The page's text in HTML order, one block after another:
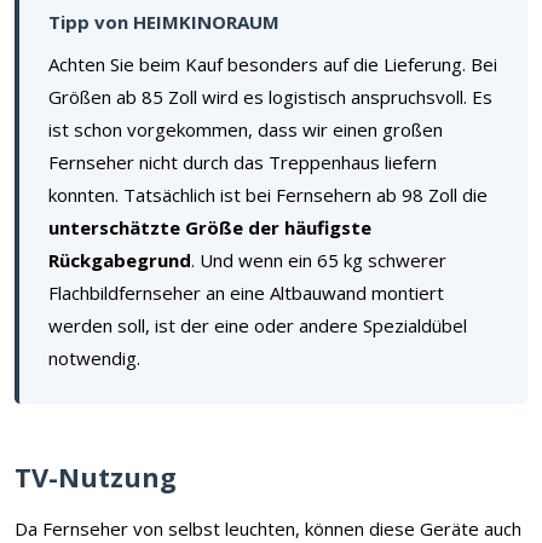
Tipp von HEIMKINORAUM
Achten Sie beim Kauf besonders auf die Lieferung. Bei
Größen ab 85 Zoll wird es logistisch anspruchsvoll. Es
ist schon vorgekommen, dass wir einen großen
Fernseher nicht durch das Treppenhaus liefern
konnten. Tatsächlich ist bei Fernsehern ab 98 Zoll die
unterschätzte Größe der häufigste
Rückgabegrund. Und wenn ein 65 kg schwerer
Flachbildfernseher an eine Altbauwand montiert
werden soll, ist der eine oder andere Spezialdübel
notwendig.
TV-Nutzung
Da Fernseher von selbst leuchten, können diese Geräte auch